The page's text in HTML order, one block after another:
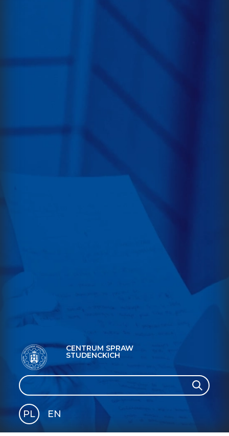
CENTRUM SPRAW
STUDENCKICH
Search Search
PL
EN
GLI